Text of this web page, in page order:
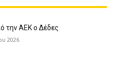
την ΑΕΚ ο Δέδες
2026